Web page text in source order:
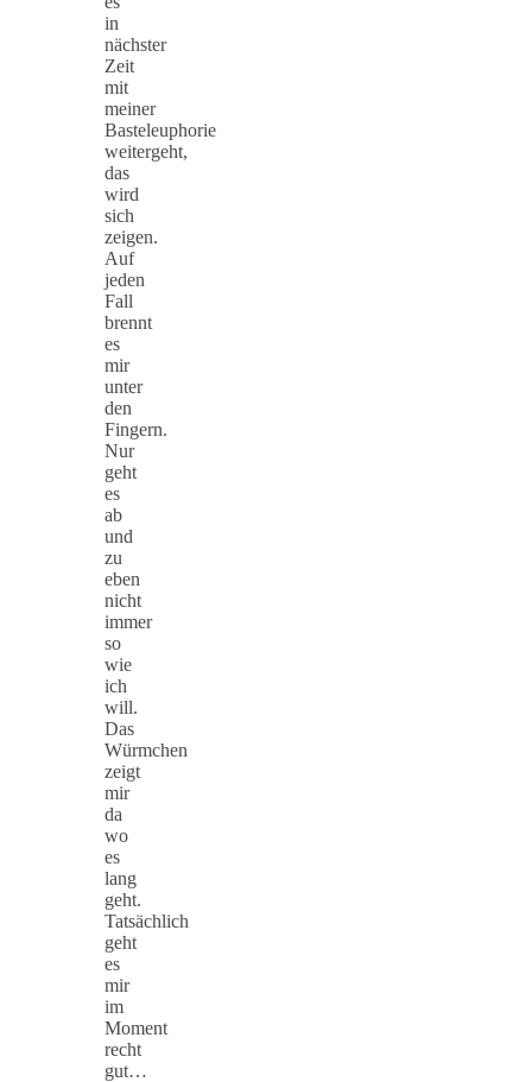
in
nächster
Zeit
mit
meiner
Basteleuphorie
weitergeht,
das
wird
sich
zeigen.
Auf
jeden
Fall
brennt
es
mir
unter
den
Fingern.
Nur
geht
es
ab
und
zu
eben
nicht
immer
so
wie
ich
will.
Das
Würmchen
zeigt
mir
da
wo
es
lang
geht.
Tatsächlich
geht
es
mir
im
Moment
recht
gut…